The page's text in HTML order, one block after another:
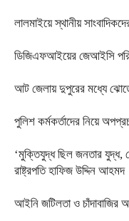
লালমাইয়ে স্থানীয়
ডিজিএফআইয়ের জেআইসি
আট জেলায় দুপুরের মধ্যে
পুলিশ কর্মকর্তাদের নিয়ে
‘মুক্তিযুদ্ধ ছিল জনতার
রাষ্ট্রপতি হাফিজ উদ্দিন আহমদ
আইনি জটিলতা ও চাঁদাবাজির